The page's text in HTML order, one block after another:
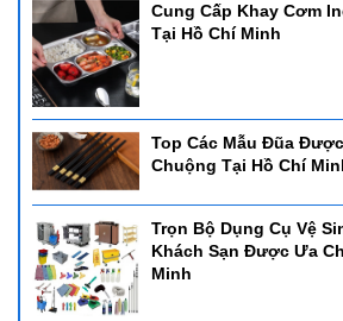
Cung Cấp Khay Cơm
Tại Hồ Chí Minh
Top Các Mẫu Đũa
Chuộng Tại Hồ Chí
Trọn Bộ Dụng Cụ Vệ
Khách Sạn Được Ưa
Minh